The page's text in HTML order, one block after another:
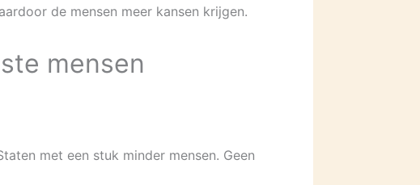
de mensen meer kansen krijgen.
mensen
met een stuk minder mensen. Geen